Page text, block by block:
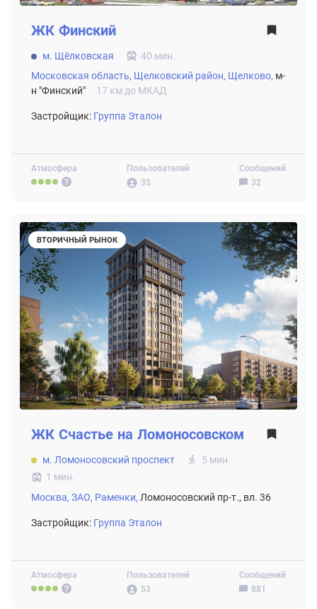
Атмосфера
Пользователей
35
Сообщений
32
ЖК Финский
м. Щёлковская
40 мин.
Московская область, Щелковский район, Щелково, м-
н "Финский"
17 км до МКАД
Застройщик: Группа Эталон
ВТОРИЧНЫЙ РЫНОК
Атмосфера
Пользователей
53
Сообщений
881
ЖК Счастье на Ломоносовском
м. Ломоносовский проспект
5 мин.
1 мин.
Москва, ЗАО, Раменки, Ломоносовский пр-т., вл. 36
Застройщик: Группа Эталон